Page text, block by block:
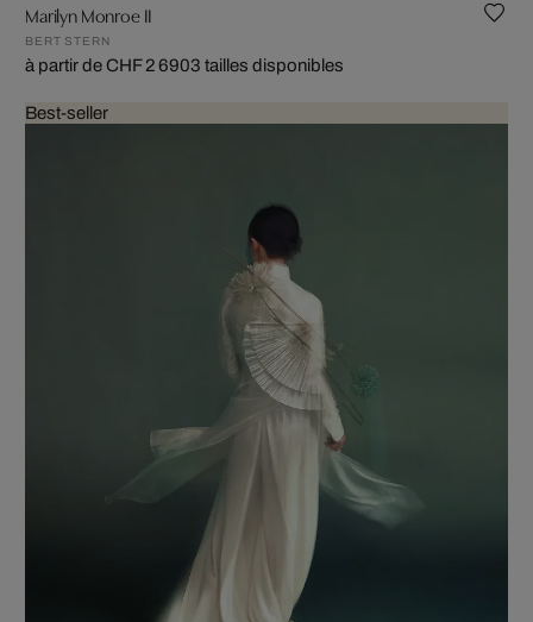
Marilyn Monroe II
BERT STERN
à partir de CHF 2 6903 tailles disponibles
Best-seller